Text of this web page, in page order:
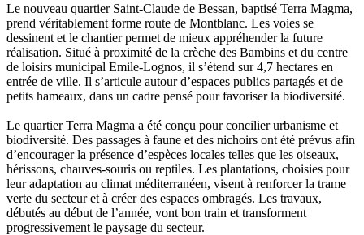
Le nouveau quartier Saint-Claude de Bessan, baptisé Terra Magma,
prend véritablement forme route de Montblanc. Les voies se
dessinent et le chantier permet de mieux appréhender la future
réalisation. Situé à proximité de la crèche des Bambins et du centre
de loisirs municipal Emile-Lognos, il s’étend sur 4,7 hectares en
entrée de ville. Il s’articule autour d’espaces publics partagés et de
petits hameaux, dans un cadre pensé pour favoriser la biodiversité.
Le quartier Terra Magma a été conçu pour concilier urbanisme et
biodiversité. Des passages à faune et des nichoirs ont été prévus afin
d’encourager la présence d’espèces locales telles que les oiseaux,
hérissons, chauves-souris ou reptiles. Les plantations, choisies pour
leur adaptation au climat méditerranéen, visent à renforcer la trame
verte du secteur et à créer des espaces ombragés. Les travaux,
débutés au début de l’année, vont bon train et transforment
progressivement le paysage du secteur.